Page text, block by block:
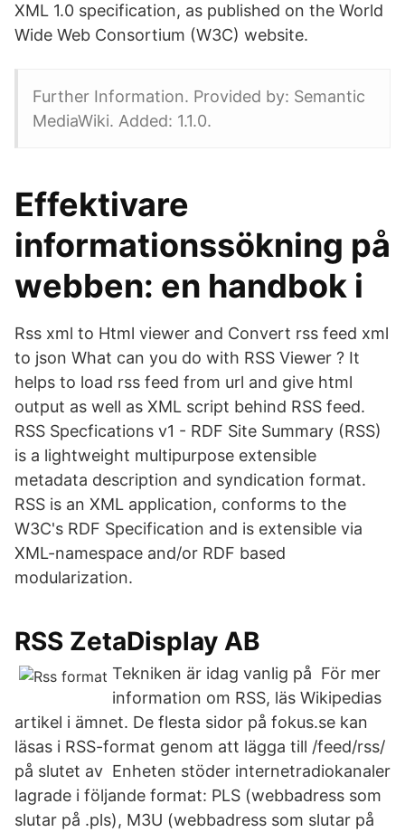
XML 1.0 specification, as published on the World
Wide Web Consortium (W3C) website.
Further Information. Provided by: Semantic
MediaWiki. Added: 1.1.0.
Effektivare
informationssökning på
webben: en handbok i
Rss xml to Html viewer and Convert rss feed xml
to json What can you do with RSS Viewer ? It
helps to load rss feed from url and give html
output as well as XML script behind RSS feed.
RSS Specfications v1 - RDF Site Summary (RSS)
is a lightweight multipurpose extensible
metadata description and syndication format.
RSS is an XML application, conforms to the
W3C's RDF Specification and is extensible via
XML-namespace and/or RDF based
modularization.
RSS ZetaDisplay AB
Tekniken är idag vanlig på För mer
information om RSS, läs Wikipedias
artikel i ämnet. De flesta sidor på fokus.se kan
läsas i RSS-format genom att lägga till /feed/rss/
på slutet av Enheten stöder internetradiokanaler
lagrade i följande format: PLS (webbadress som
slutar på .pls), M3U (webbadress som slutar på